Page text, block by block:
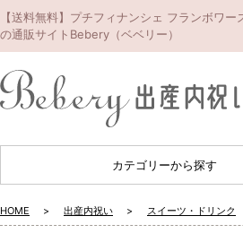
【送料無料】プチフィナンシェ フランボワ
の通販サイトBebery（ベベリー）
カテゴリーから探す
HOME 出産内祝い スイーツ・ドリンク